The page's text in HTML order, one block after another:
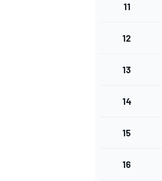
11
12
13
14
15
16